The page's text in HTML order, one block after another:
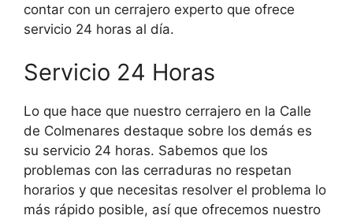
contar con un cerrajero experto que ofrece
servicio 24 horas al día.
Servicio 24 Horas
Lo que hace que nuestro cerrajero en la Calle
de Colmenares destaque sobre los demás es
su servicio 24 horas. Sabemos que los
problemas con las cerraduras no respetan
horarios y que necesitas resolver el problema lo
más rápido posible, así que ofrecemos nuestro